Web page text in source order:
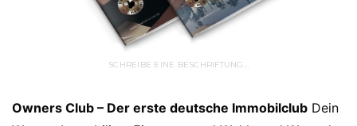
SCHREIBE EINE BESCHRIFTUNG…
Owners Club – Der erste deutsche Immobilclub Dein